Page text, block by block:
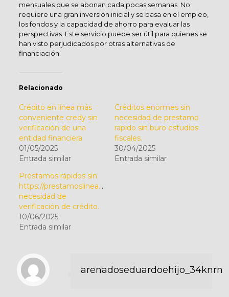
mensuales que se abonan cada pocas semanas. No
requiere una gran inversión inicial y se basa en el empleo,
los fondos y la capacidad de ahorro para evaluar las
perspectivas. Este servicio puede ser útil para quienes se
han visto perjudicados por otras alternativas de
financiación.
Relacionado
Crédito en línea más
conveniente credy sin
verificación de una
entidad financiera
01/05/2025
Entrada similar
Créditos enormes sin
necesidad de prestamo
rapido sin buro estudios
fiscales.
30/04/2025
Entrada similar
Préstamos rápidos sin
https://prestamoslinea.com.mx/opiniones/andacredito/
necesidad de
verificación de crédito.
10/06/2025
Entrada similar
arenadoseduardoehijo_34knrn